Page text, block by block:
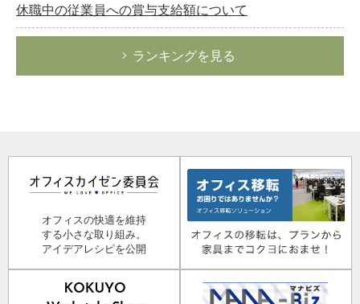
休職中の従業員への賞与支給額について
ランキングを見る
オフィスの快適を維持
する小さな取り組み。
アイデアレシピを公開